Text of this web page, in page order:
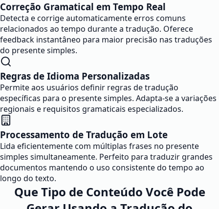
Correção Gramatical em Tempo Real
Detecta e corrige automaticamente erros comuns
relacionados ao tempo durante a tradução. Oferece
feedback instantâneo para maior precisão nas traduções
do presente simples.
Regras de Idioma Personalizadas
Permite aos usuários definir regras de tradução
específicas para o presente simples. Adapta-se a variações
regionais e requisitos gramaticais especializados.
Processamento de Tradução em Lote
Lida eficientemente com múltiplas frases no presente
simples simultaneamente. Perfeito para traduzir grandes
documentos mantendo o uso consistente do tempo ao
longo do texto.
Que Tipo de Conteúdo Você Pode